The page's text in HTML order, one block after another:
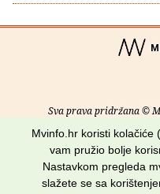
Sva prava pridržana ©
Mvinfo.hr koristi kolačiće
vam pružio bolje
Nastavkom pregleda
slažete se sa